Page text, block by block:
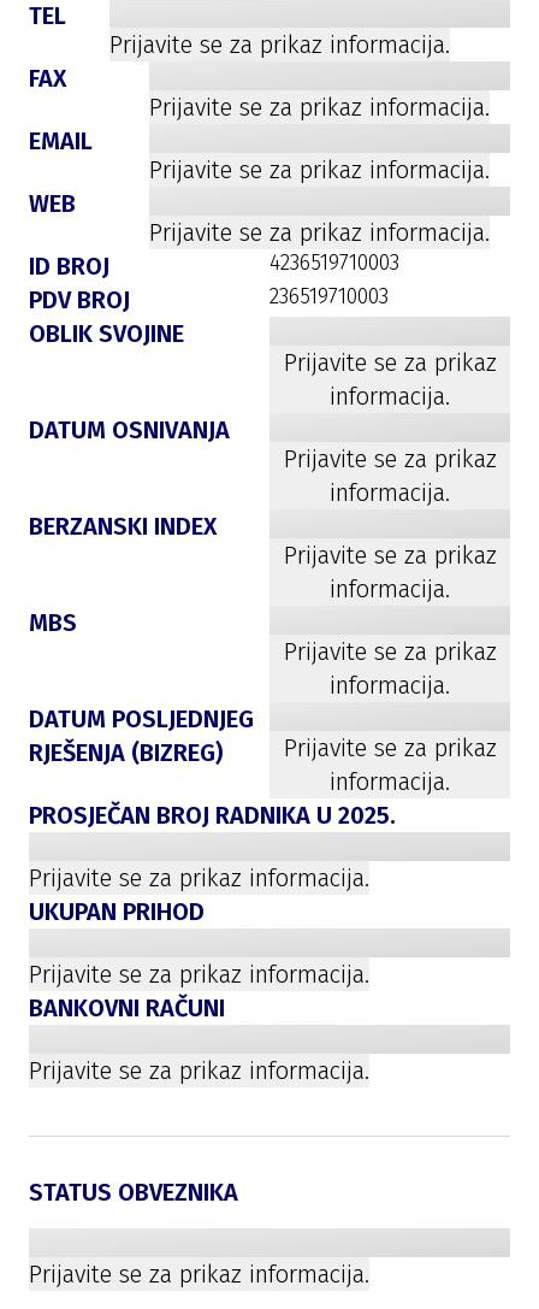
TEL
Prijavite se za prikaz informacija.
FAX
Prijavite se za prikaz informacija.
EMAIL
Prijavite se za prikaz informacija.
WEB
Prijavite se za prikaz informacija.
ID BROJ
4236519710003
PDV BROJ 236519710003
OBLIK SVOJINE
Prijavite se za prikaz
informacija.
DATUM OSNIVANJA
Prijavite se za prikaz
informacija.
BERZANSKI INDEX
Prijavite se za prikaz
informacija.
MBS
Prijavite se za prikaz
informacija.
DATUM POSLJEDNJEG
RJEŠENJA (BIZREG)
Prijavite se za prikaz
informacija.
PROSJEČAN BROJ RADNIKA U 2025.
Prijavite se za prikaz informacija.
UKUPAN PRIHOD
Prijavite se za prikaz informacija.
BANKOVNI RAČUNI
Prijavite se za prikaz informacija.
STATUS OBVEZNIKA
Prijavite se za prikaz informacija.